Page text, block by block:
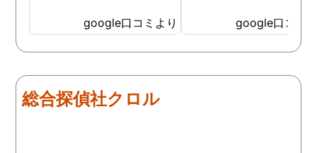
google口コミより google口コミ
総合探偵社クロル